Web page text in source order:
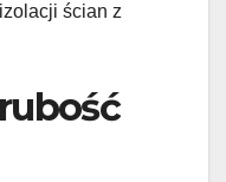
ścian z